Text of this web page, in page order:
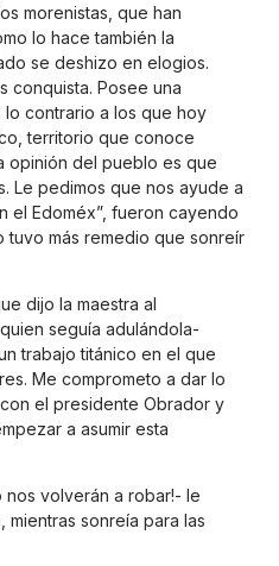
morenistas, que han
lo hace también la
se deshizo en elogios.
conquista. Posee una
lo contrario a los que hoy
territorio que conoce
opinión del pueblo es que
Le pedimos que nos ayude a
el Edoméx”, fueron cayendo
más remedio que sonreír
dijo la maestra al
seguía adulándola-
trabajo titánico en el que
Me comprometo a dar lo
el presidente Obrador y
a asumir esta
nos volverán a robar!- le
sonreía para las